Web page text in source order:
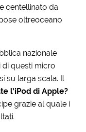
centellinato da
oltreoceano
nazionale
questi micro
su larga scala. Il
l’iPod di Apple?
grazie al quale i